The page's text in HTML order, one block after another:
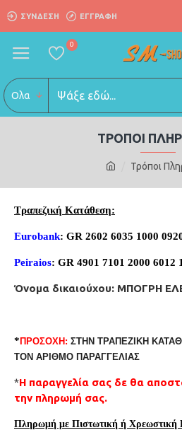
ΣΎΝΔΕΣΗ ΕΓΓΡΑΦΗ
0
Ολα
Τρόποι
ΤΡΌΠΟΙ
Τραπεζική Kατάθεση:
Eurobank: GR 2602 6035 1000
Peiraios: GR 4901 7101 2000 6012
Όνομα δικαιούχου: ΜΠΟΓΡΗ
* ΠΡΟΣΟΧΗ: ΣΤΗΝ ΤΡΑΠΕΖΙΚΗ
ΤΟΝ ΑΡΙΘΜΟ ΠΑΡΑΓΓΕΛΙΑΣ
*Η παραγγελία σας δε θα
την πληρωμή σας.
Πληρωμή με Πιστωτική ή Χρεωστική